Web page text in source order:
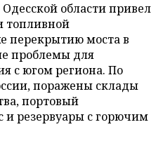
области привел
топливной
перекрытию моста в
проблемы для
с югом региона. По
поражены склады
портовый
резервуары с горючим